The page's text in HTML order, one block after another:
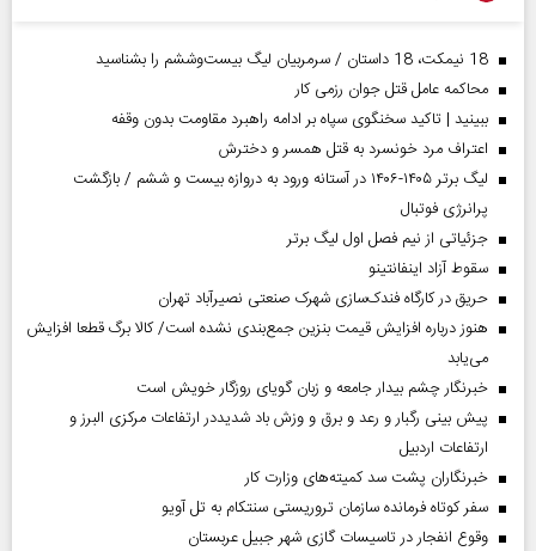
18 نیمکت، 18 داستان / سرمربیان لیگ بیست‌وششم را بشناسید
محاکمه عامل قتل جوان رزمی کار
ببینید | تاکید سخنگوی سپاه بر ادامه راهبرد مقاومت بدون وقفه
اعتراف مرد خونسرد به قتل همسر و دخترش
لیگ برتر ۱۴۰۵-۱۴۰۶ در آستانه ورود به دروازه بیست و ششم / بازگشت
پرانرژی فوتبال
جزئیاتی از نیم فصل اول لیگ برتر
سقوط آزاد اینفانتینو
حریق در کارگاه فندک‌سازی شهرک صنعتی نصیرآباد تهران
هنوز درباره افزایش قیمت بنزین جمع‌بندی نشده است/ کالا برگ قطعا افزایش
می‌یابد
خبرنگار چشم بیدار جامعه و زبان گویای روزگار خویش است
پیش بینی رگبار و رعد و برق و وزش باد شدیددر ارتفاعات مرکزی البرز و
ارتفاعات اردبیل
خبرنگاران پشت سد کمیته‌های وزارت کار
سفر کوتاه فرمانده سازمان تروریستی سنتکام به تل آویو
وقوع انفجار در تاسیسات گازی شهر جبیل عربستان